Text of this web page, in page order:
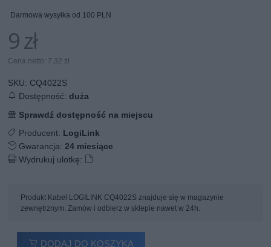
Darmowa wysyłka od 100 PLN
9 zł
Cena netto: 7,32 zł
SKU: CQ4022S
Dostępność:duża
Sprawdź dostępność na miejscu
Producent: LogiLink
Gwarancja:24 miesiące
Wydrukuj ulotkę:
Produkt Kabel LOGILINK CQ4022S znajduje się w magazynie
zewnętrznym. Zamów i odbierz w sklepie nawet w 24h.
DODAJ DO KOSZYKA